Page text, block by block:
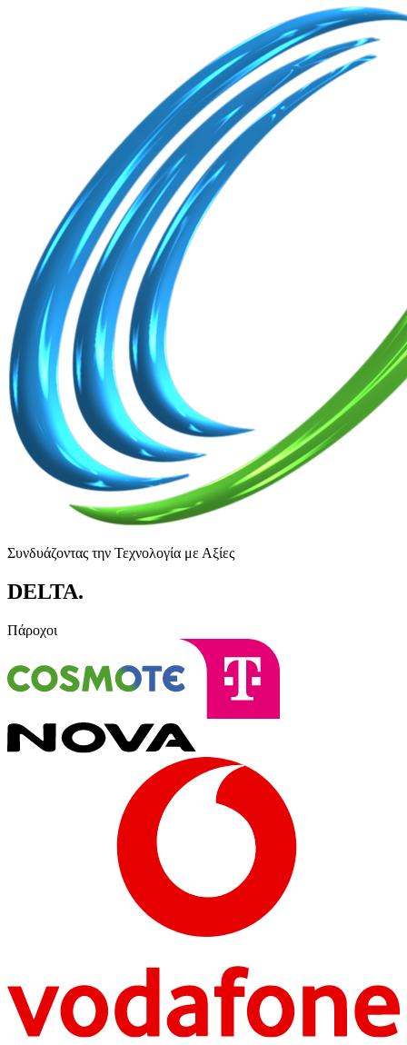
Συνδυάζοντας την Τεχνολογία με Αξίες
DELTA.
Πάροχοι